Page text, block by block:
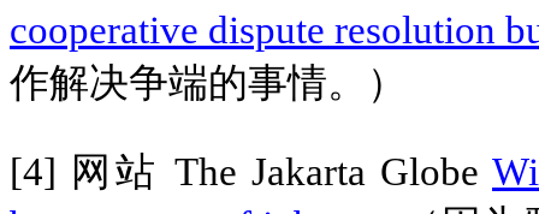
cooperative dispute resolution
作解决争端的事情。）
[4] 网站 The Jakarta Globe